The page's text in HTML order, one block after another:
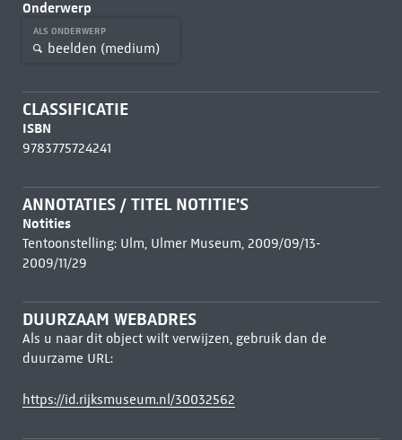
Onderwerp
ALS ONDERWERP
beelden (medium)
CLASSIFICATIE
ISBN
9783775724241
ANNOTATIES / TITEL NOTITIE'S
Notities
Tentoonstelling: Ulm, Ulmer Museum, 2009/09/13-
2009/11/29
DUURZAAM WEBADRES
Als u naar dit object wilt verwijzen, gebruik dan de
duurzame URL:
https://id.rijksmuseum.nl/30032562